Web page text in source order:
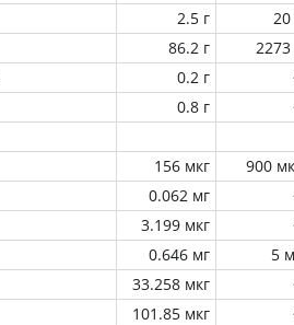
2.5 г 20
86.2 г 2273
0.2 г
0.8 г
156 мкг 900
0.062 мг
3.199 мкг
0.646 мг 5
33.258 мкг
101.85 мкг